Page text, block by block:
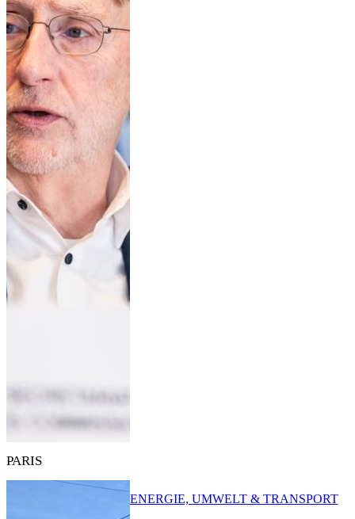
PARIS
ENERGIE, UMWELT & TRANSPORT